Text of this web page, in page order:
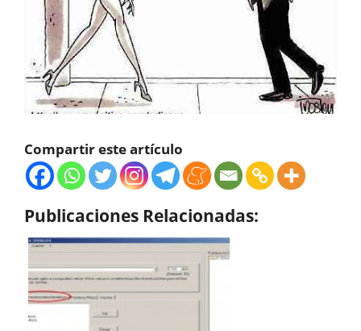
Compartir este artículo
Publicaciones Relacionadas: